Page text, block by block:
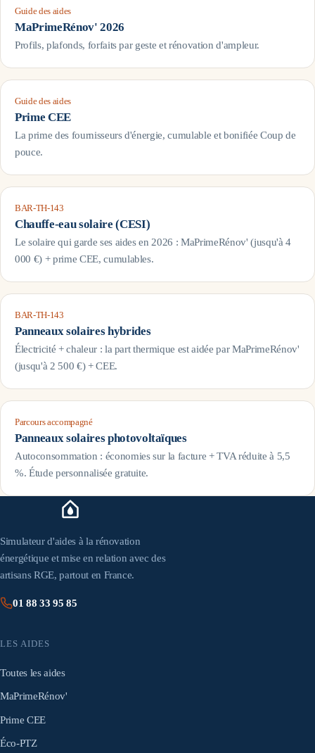
Guide des aides
MaPrimeRénov' 2026
Profils, plafonds, forfaits par geste et rénovation d'ampleur.
Guide des aides
Prime CEE
La prime des fournisseurs d'énergie, cumulable et bonifiée Coup de
pouce.
BAR-TH-143
Chauffe-eau solaire (CESI)
Le solaire qui garde ses aides en 2026 : MaPrimeRénov' (jusqu'à 4
000 €) + prime CEE, cumulables.
BAR-TH-143
Panneaux solaires hybrides
Électricité + chaleur : la part thermique est aidée par MaPrimeRénov'
(jusqu'à 2 500 €) + CEE.
Parcours accompagné
Panneaux solaires photovoltaïques
Autoconsommation : économies sur la facture + TVA réduite à 5,5
%. Étude personnalisée gratuite.
Simulateur d'aides à la rénovation
énergétique et mise en relation avec des
artisans RGE, partout en France.
01 88 33 95 85
LES AIDES
Toutes les aides
MaPrimeRénov'
Prime CEE
Éco-PTZ